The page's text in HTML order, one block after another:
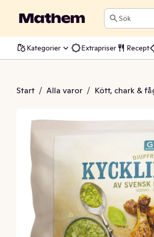
Sök
Kategorier Extrapriser Recept
Start / Alla varor / Kött, chark &
Frysta